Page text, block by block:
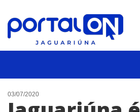
NOTÍCIAS
LISTA DIGITAL
03/07/2020